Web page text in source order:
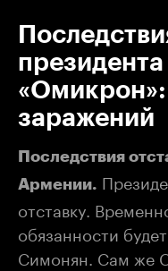
«Омикрон»:
заражений
Последствия
Армении.
отставку.
обязанности
Симонян. Сам же